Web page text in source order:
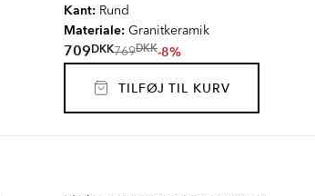
Kant: Rund
Materiale: Granitkeramik
709DKK769DKK-8%
TILFØJ TIL KURV